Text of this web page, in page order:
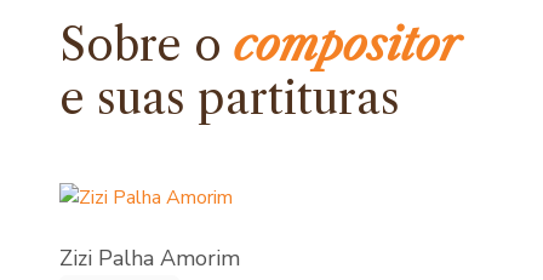
Sobre ocompositor
e suas partituras
Zizi Palha Amorim